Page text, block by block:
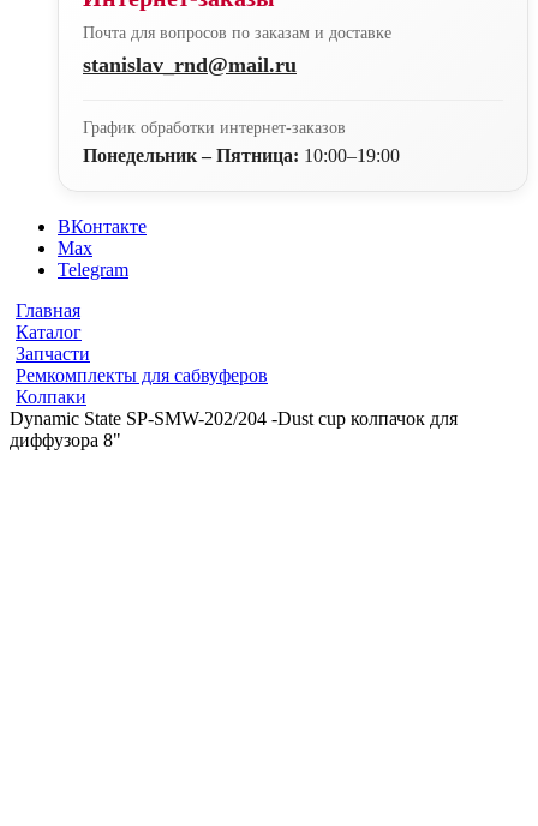
Почта для вопросов по заказам и доставке
stanislav_rnd@mail.ru
График обработки интернет-заказов
Понедельник – Пятница: 10:00–19:00
ВКонтакте
Max
Telegram
Главная
Каталог
Запчасти
Ремкомплекты для сабвуферов
Колпаки
Dynamic State SP-SMW-202/204 -Dust cup колпачок для
диффузора 8"